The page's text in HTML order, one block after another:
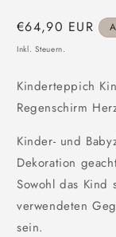
Normaler
Preis
€64,90 EUR
Inkl. Steuern.
Kinderteppich
Regenschirm
Kinder- und
Dekoration
Sowohl das Kind
verwendeten
sein.